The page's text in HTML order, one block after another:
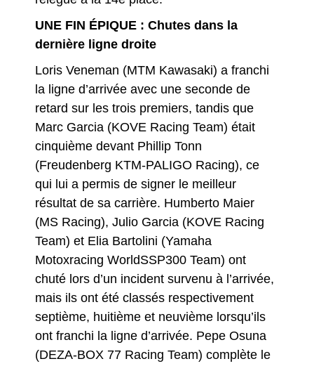
UNE FIN ÉPIQUE : Chutes dans la
dernière ligne droite
Loris Veneman (MTM Kawasaki) a franchi
la ligne d’arrivée avec une seconde de
retard sur les trois premiers, tandis que
Marc Garcia (KOVE Racing Team) était
cinquième devant Phillip Tonn
(Freudenberg KTM-PALIGO Racing), ce
qui lui a permis de signer le meilleur
résultat de sa carrière. Humberto Maier
(MS Racing), Julio Garcia (KOVE Racing
Team) et Elia Bartolini (Yamaha
Motoxracing WorldSSP300 Team) ont
chuté lors d’un incident survenu à l’arrivée,
mais ils ont été classés respectivement
septième, huitième et neuvième lorsqu’ils
ont franchi la ligne d’arrivée. Pepe Osuna
(DEZA-BOX 77 Racing Team) complète le